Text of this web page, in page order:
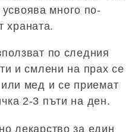
много по-
храната.
по следния
и смлени на прах се
мед и се приемат
2-3 пъти на ден.
лекарство за един